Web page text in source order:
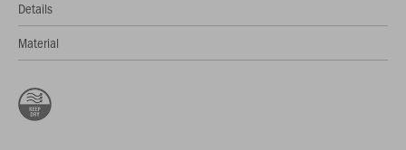
Details
Material